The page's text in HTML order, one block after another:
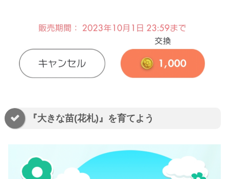
『大きな苗(花札)』を育てよう